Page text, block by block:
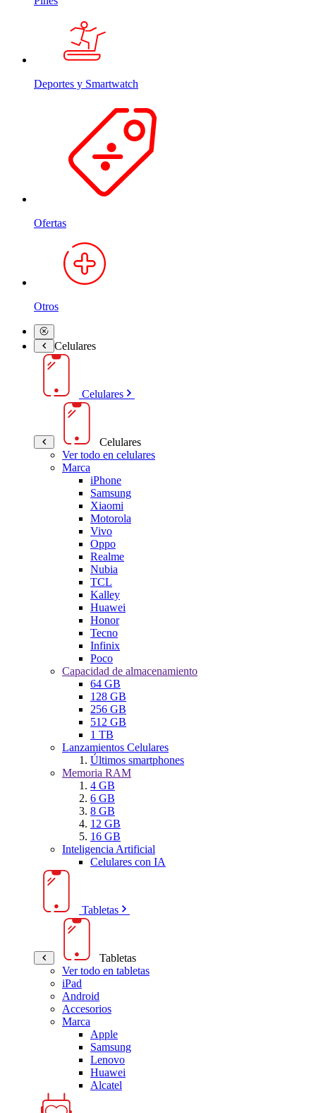
Deportes y Smartwatch
Ofertas
Otros
Celulares
Celulares
Celulares
Ver todo en celulares
Marca
iPhone
Samsung
Xiaomi
Motorola
Vivo
Oppo
Realme
Nubia
TCL
Kalley
Huawei
Honor
Tecno
Infinix
Poco
Capacidad de almacenamiento
64 GB
128 GB
256 GB
512 GB
1 TB
Lanzamientos Celulares
Últimos smartphones
Memoria RAM
4 GB
6 GB
8 GB
12 GB
16 GB
Inteligencia Artificial
Celulares con IA
Tabletas
Tabletas
Ver todo en tabletas
iPad
Android
Accesorios
Marca
Apple
Samsung
Lenovo
Huawei
Alcatel